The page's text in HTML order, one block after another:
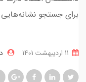
برای جستجو